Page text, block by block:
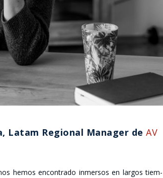
Latam Regio­nal Mana­ger deAV
hemos encon­tra­do inmer­sos en lar­gos tiem­